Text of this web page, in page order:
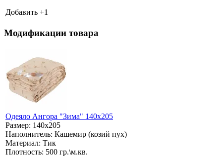
Добавить +1
Модификации товара
Одеяло Ангора "Зима" 140х205
Размер: 140х205
Наполнитель: Кашемир (козий пух)
Материал: Тик
Плотность: 500 гр.\м.кв.